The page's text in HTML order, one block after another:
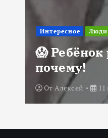
Интересное Люди
😱
почему!
От Алексей